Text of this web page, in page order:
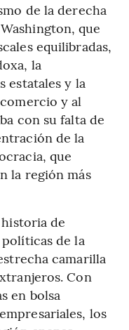
de la derecha
que
equilibradas,
la
estatales y la
y al
con su falta de
de la
que
la región más
de
de la
camarilla
Con
en bolsa
los